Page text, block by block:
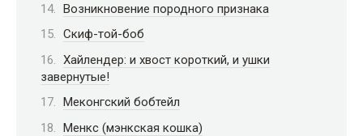
Возникновение породного признака
Скиф-той-боб
Хайлендер: и хвост короткий, и ушки
завернутые!
Меконгский бобтейл
Менкс (мэнкская кошка)